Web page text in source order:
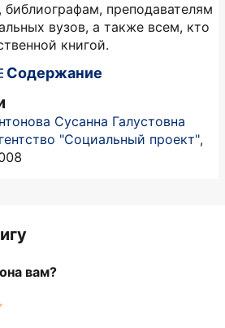
библиографам, преподавателям
вузов, а также всем, кто
книгой.
Содержание
Сусанна Галустовна
"Социальный проект",
вам?